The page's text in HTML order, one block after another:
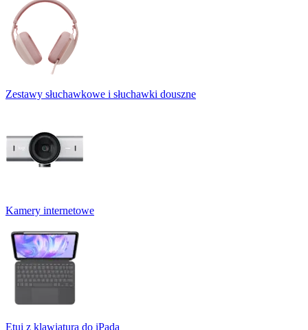
Zestawy słuchawkowe i słuchawki douszne
Kamery internetowe
Etui z klawiaturą do iPada